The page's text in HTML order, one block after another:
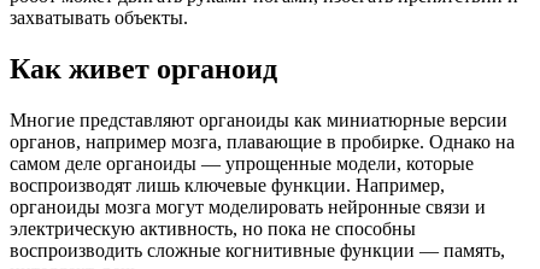
захватывать объекты.
Как живет органоид
Многие представляют органоиды как миниатюрные версии
органов, например мозга, плавающие в пробирке. Однако на
самом деле органоиды — упрощенные модели, которые
воспроизводят лишь ключевые функции. Например,
органоиды мозга могут моделировать нейронные связи и
электрическую активность, но пока не способны
воспроизводить сложные когнитивные функции — память,